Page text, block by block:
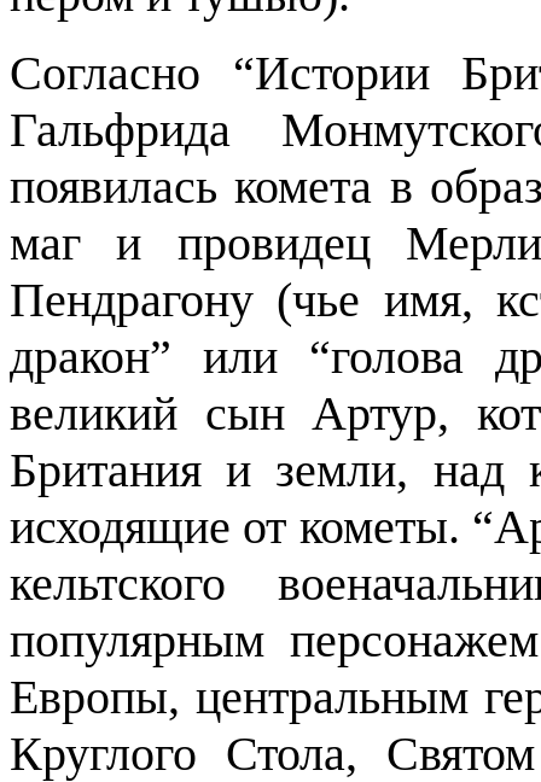
Согласно “Истории
Гальфрида
появилась комета в
маг и провидец
Пендрагону (чье имя,
дракон” или “голова
великий сын Артур,
Британия и земли, над
исходящие от кометы.
кельтского
популярным
Европы, центральным
Круглого Стола,